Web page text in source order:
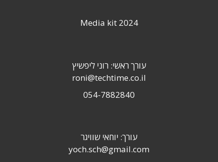
Media kit 2024
עורך ראשי: רוני ליפשיץ
roni@techtime.co.il
054-7882840
עורך: יוחאי שוויגר
yoch.sch@gmail.com